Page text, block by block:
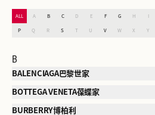
ALL A B C D E F G H
P Q R S T V W X Y
B
BALENCIAGA巴黎世家
BOTTEGA VENETA葆蝶家
BURBERRY博柏利